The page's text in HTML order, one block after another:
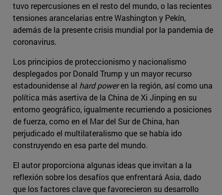
tuvo repercusiones en el resto del mundo, o las recientes
tensiones arancelarias entre Washington y Pekín,
además de la presente crisis mundial por la pandemia de
coronavirus.
Los principios de proteccionismo y nacionalismo
desplegados por Donald Trump y un mayor recurso
estadounidense al hard poweren la región, así como una
política más asertiva de la China de Xi Jinping en su
entorno geográfico, igualmente recurriendo a posiciones
de fuerza, como en el Mar del Sur de China, han
perjudicado el multilateralismo que se había ido
construyendo en esa parte del mundo.
El autor proporciona algunas ideas que invitan a la
reflexión sobre los desafíos que enfrentará Asia, dado
que los factores clave que favorecieron su desarrollo